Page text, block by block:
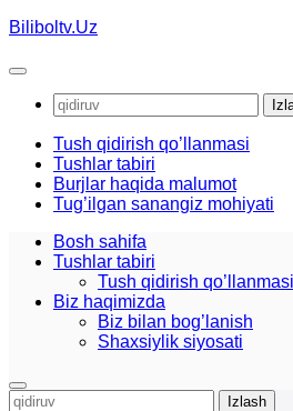
Skip
content
Biliboltv.Uz
Qidirshish:
Tush qidirish qo’llanmasi
Tushlar tabiri
Burjlar haqida malumot
Tug’ilgan sanangiz mohiyati
Bosh sahifa
Tushlar tabiri
Tush qidirish qo’llanmasi
Biz haqimizda
Biz bilan bog’lanish
Shaxsiylik siyosati
Qidirshish: